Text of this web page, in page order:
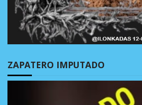
ZAPATERO IMPUTADO